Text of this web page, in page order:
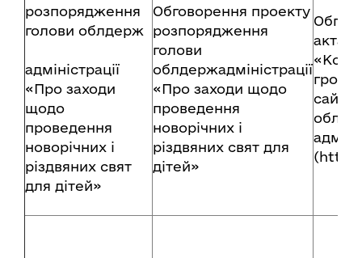
розпорядження
голови облдерж
адміністрації
«Про заходи
щодо
проведення
новорічних і
різдвяних свят
для дітей»
Обговорення проекту
розпорядження
голови
облдержадміністрації
«Про заходи щодо
проведення
новорічних і
різдвяних свят для
дітей»
акта в
сайту